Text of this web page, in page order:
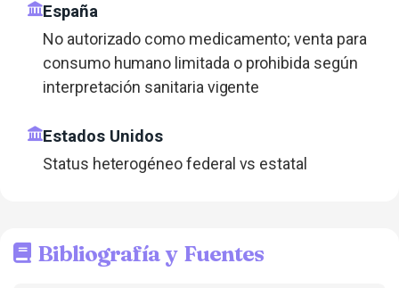
España
No autorizado como medicamento; venta para
consumo humano limitada o prohibida según
interpretación sanitaria vigente
Estados Unidos
Status heterogéneo federal vs estatal
Bibliografía y Fuentes